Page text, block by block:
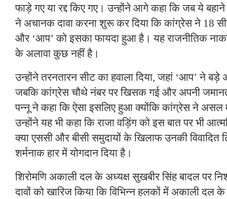
फाड़े गए या रद्द किए गए। उन्होंने आगे कहा कि जब ये बहाने
ने अचानक दावा करना शुरू कर दिया कि कांग्रेस ने 18
और ‘आप’ को इसका फायदा हुआ है। यह राजनीतिक
के अलावा कुछ नहीं है।
उन्होंने तरनतारन सीट का हवाला दिया, जहां ‘आप’ ने
जबकि कांग्रेस चौथे नंबर पर खिसक गई और अपनी
पन्नू ने कहा कि ऐसा इसलिए हुआ क्योंकि कांग्रेस ने असल
उन्होंने यह भी कहा कि राजा वड़िंग को इस बात पर भी
क्या एससी और बीसी समुदायों के खिलाफ उनकी विवादित
शर्मनाक हार में योगदान दिया है।
शिरोमणि अकाली दल के अध्यक्ष सुखबीर सिंह बादल पर
दावों को खारिज किया कि विभिन्न हलकों में अकाली दल